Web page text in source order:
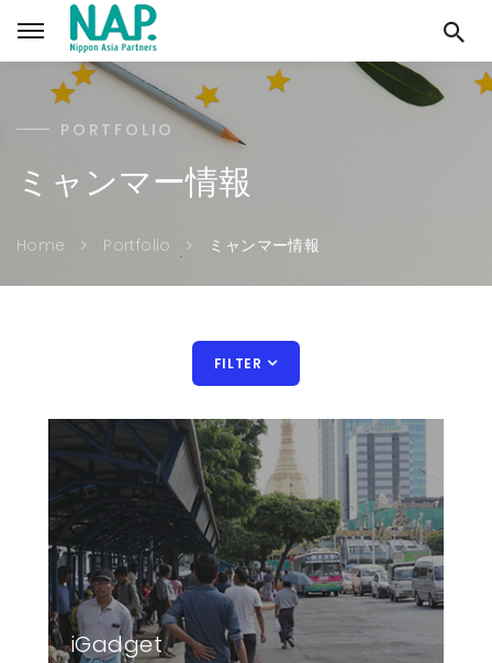
PORTFOLIO
ミャンマー情報
Home Portfolio ミャンマー情報
FILTER
iGadget